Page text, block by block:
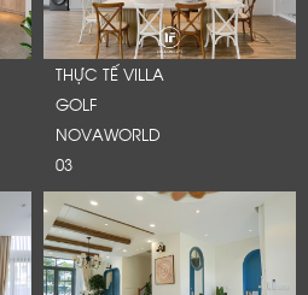
THỰC TẾ VILLA
GOLF
NOVAWORLD
03